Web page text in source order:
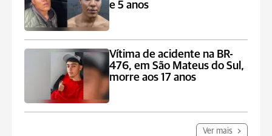
e 5 anos
Vítima de acidente na BR-
476, em São Mateus do Sul,
morre aos 17 anos
Ver mais